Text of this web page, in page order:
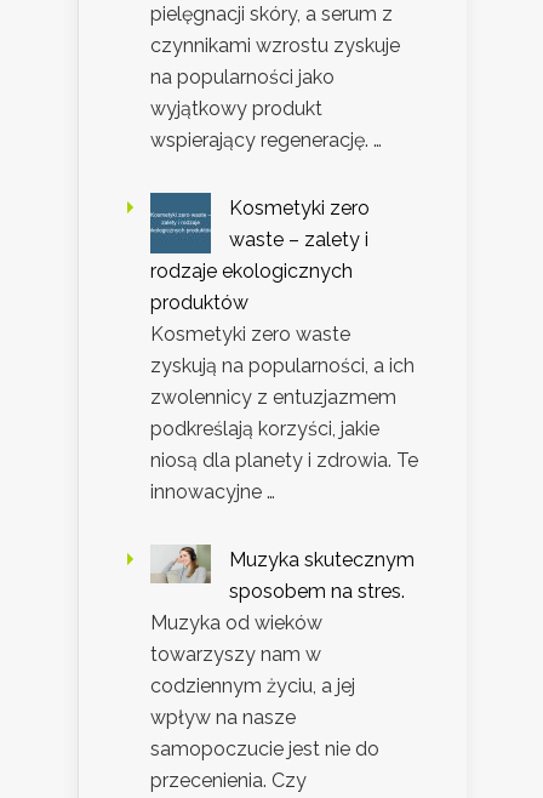
pielęgnacji skóry, a serum z
czynnikami wzrostu zyskuje
na popularności jako
wyjątkowy produkt
wspierający regenerację. …
Kosmetyki zero
waste – zalety i
rodzaje ekologicznych
produktów
Kosmetyki zero waste
zyskują na popularności, a ich
zwolennicy z entuzjazmem
podkreślają korzyści, jakie
niosą dla planety i zdrowia. Te
innowacyjne …
Muzyka skutecznym
sposobem na stres.
Muzyka od wieków
towarzyszy nam w
codziennym życiu, a jej
wpływ na nasze
samopoczucie jest nie do
przecenienia. Czy